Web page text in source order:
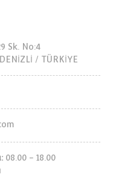
Sk. No:4
/ TÜRKİYE
08.00 - 18.00